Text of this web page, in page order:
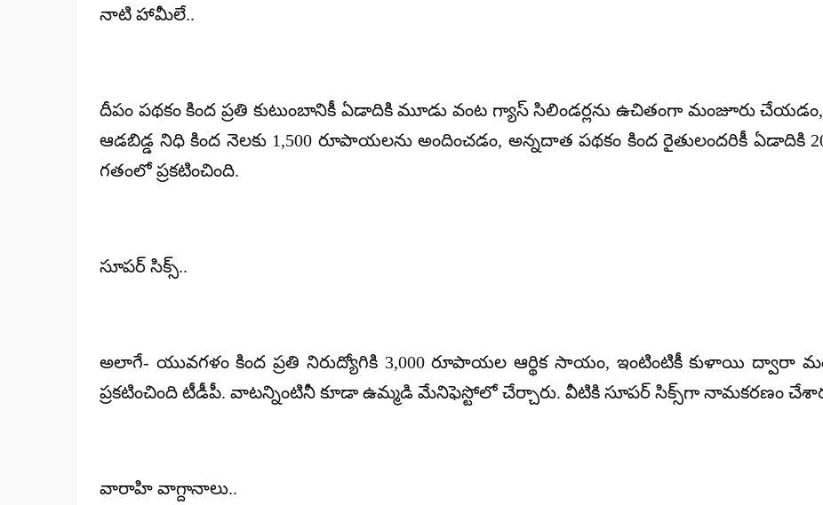
నాటి హామీలే..
దీపం పథకం కింద ప్రతి కుటుంబానికీ ఏడాదికి మూడు వంట గ్యాస్ సిలిండర్లను ఉచితంగా మంజూరు
ఆడబిడ్డ నిధి కింద నెలకు 1,500 రూపాయలను అందించడం, అన్నదాత పథకం కింద రైతులందరికీ
గతంలో ప్రకటించింది.
సూపర్ సిక్స్..
అలాగే- యువగళం కింద ప్రతి నిరుద్యోగికి 3,000 రూపాయల ఆర్థిక సాయం, ఇంటింటికీ కుళాయి ద్వారా
ప్రకటించింది టీడీపీ. వాటన్నింటినీ కూడా ఉమ్మడి మేనిఫెస్టోలో చేర్చారు. వీటికి సూపర్ సిక్స్‌‌‌గా నామకరణం
వారాహి వాగ్దానాలు..